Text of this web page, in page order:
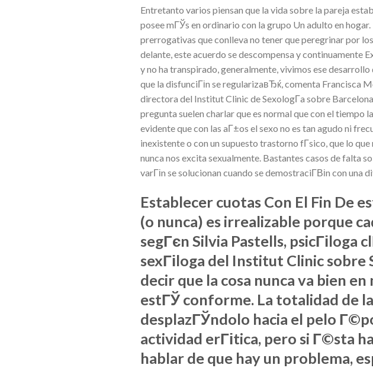
Entretanto varios piensan que la vida sobre la pareja
posee mГЎs en ordinario con la grupo Un adulto en
prerrogativas que conlleva no tener que peregrinar por
delante, este acuerdo se descompensa y continuamente
y no ha transpirado, generalmente, vivimos ese
que la disfunciГіn se regularizaвЂќ, comenta Francisca
directora del Institut Clinic de SexologГ­a sobre
pregunta suelen charlar que es normal que con el tiempo
evidente que con las aГ±os el sexo no es tan agudo ni
inexistente o con un supuesto trastorno fГ­sico, que lo
nunca nos excita sexualmente. Bastantes casos de falta
varГіn se solucionan cuando se demostraciГ­Віn con
Establecer cuotas Con El Fin De
(o nunca) es irrealizable porque
segГєn Silvia Pastells, psicГіloga
sexГіloga del Institut Clinic
decir que la cosa nunca va bien
estГЎ conforme. La totalidad de
desplazГЎndolo hacia el pelo
actividad erГіtica, pero si Г©sta
hablar de que hay un problema,